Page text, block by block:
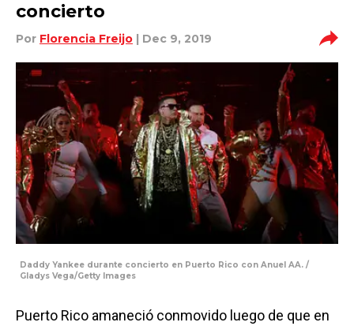
concierto
Por Florencia Freijo | Dec 9, 2019
Daddy Yankee durante concierto en Puerto Rico con Anuel AA. /
Gladys Vega/Getty Images
Puerto Rico amaneció conmovido luego de que en